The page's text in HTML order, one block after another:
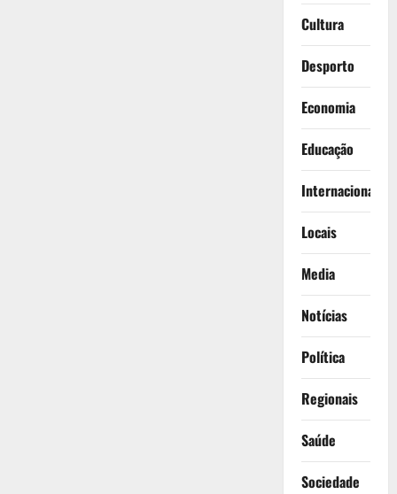
Cultura
Desporto
Economia
Educação
Internacionais
Locais
Media
Notícias
Política
Regionais
Saúde
Sociedade